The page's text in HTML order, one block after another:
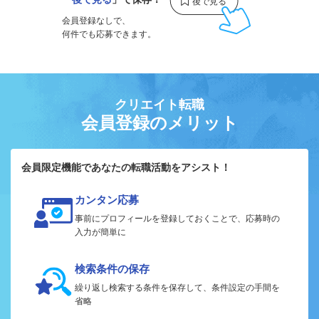
会員登録なしで、
何件でも応募できます。
クリエイト転職
会員登録のメリット
会員限定機能であなたの転職活動をアシスト！
カンタン応募
事前にプロフィールを登録しておくことで、応募時の
入力が簡単に
検索条件の保存
繰り返し検索する条件を保存して、条件設定の手間を
省略